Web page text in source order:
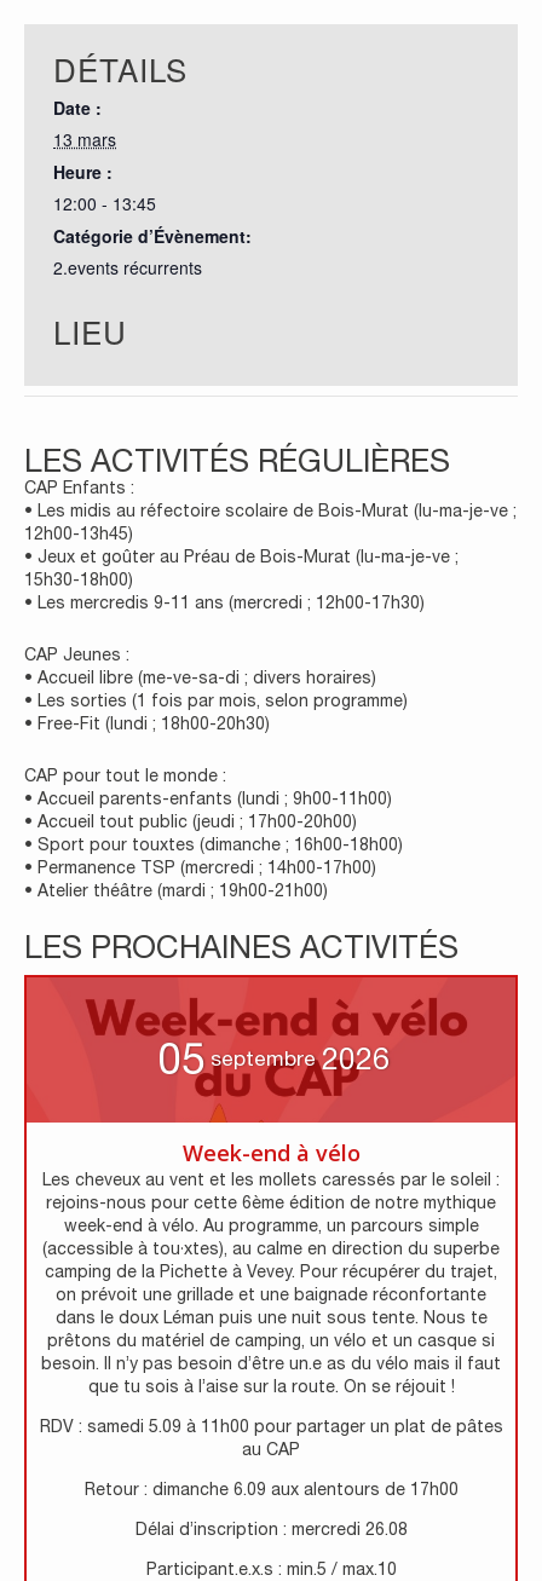
DÉTAILS
Date :
13 mars
Heure :
12:00 - 13:45
Catégorie d’Évènement:
2.events récurrents
LIEU
LES ACTIVITÉS RÉGULIÈRES
CAP Enfants :
• Les midis au réfectoire scolaire de Bois-Murat (lu-ma-je-ve ;
12h00-13h45)
• Jeux et goûter au Préau de Bois-Murat (lu-ma-je-ve ;
15h30-18h00)
• Les mercredis 9-11 ans (mercredi ; 12h00-17h30)
CAP Jeunes :
• Accueil libre (me-ve-sa-di ; divers horaires)
• Les sorties (1 fois par mois, selon programme)
• Free-Fit (lundi ; 18h00-20h30)
CAP pour tout le monde :
• Accueil parents-enfants (lundi ; 9h00-11h00)
• Accueil tout public (jeudi ; 17h00-20h00)
• Sport pour touxtes (dimanche ; 16h00-18h00)
• Permanence TSP (mercredi ; 14h00-17h00)
• Atelier théâtre (mardi ; 19h00-21h00)
LES PROCHAINES ACTIVITÉS
05 septembre 2026
Week-end à vélo
Les cheveux au vent et les mollets caressés par le soleil :
rejoins-nous pour cette 6ème édition de notre mythique
week-end à vélo. Au programme, un parcours simple
(accessible à tou·xtes), au calme en direction du superbe
camping de la Pichette à Vevey. Pour récupérer du trajet,
on prévoit une grillade et une baignade réconfortante
dans le doux Léman puis une nuit sous tente. Nous te
prêtons du matériel de camping, un vélo et un casque si
besoin. Il n’y pas besoin d’être un.e as du vélo mais il faut
que tu sois à l’aise sur la route. On se réjouit !
RDV : samedi 5.09 à 11h00 pour partager un plat de pâtes
au CAP
Retour : dimanche 6.09 aux alentours de 17h00
Délai d’inscription : mercredi 26.08
Participant.e.x.s : min.5 / max.10